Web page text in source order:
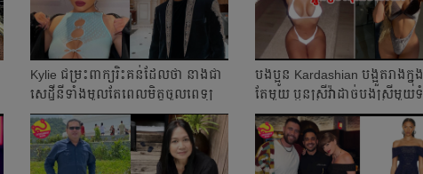
Kylie ជម្រះពាក្យរិះគន់ដែលថា នាងជា
សេដ្ឋីនីទាំងមូលតែពេលមិត្តចូលពេទ្យ
បែរ...
បងប្អូន Kardashian បង្អួតរាងក្នុង
តែមួយ ប្អូនស្រីវ៉ាដាច់បងស្រីមួយ